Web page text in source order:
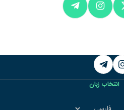
Instagram
Telegram
انتخاب زبان
انتخاب